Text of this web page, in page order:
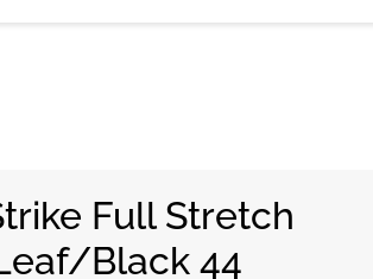
Full Stretch
Black 44